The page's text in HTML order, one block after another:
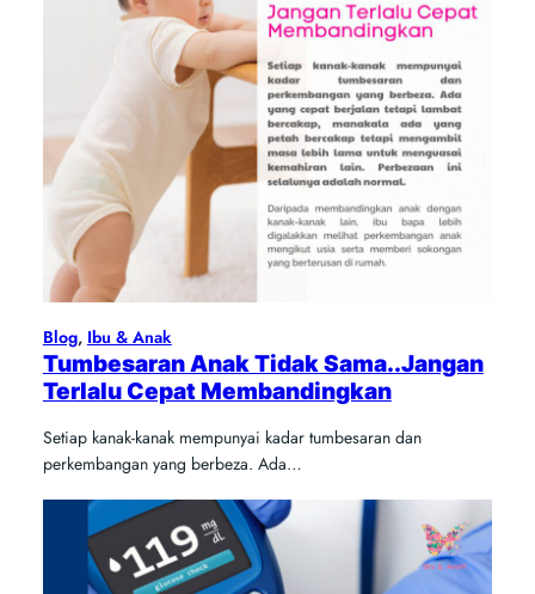
Blog, Ibu & Anak
Tumbesaran Anak Tidak Sama..Jangan
Terlalu Cepat Membandingkan
Setiap kanak-kanak mempunyai kadar tumbesaran dan
perkembangan yang berbeza. Ada…